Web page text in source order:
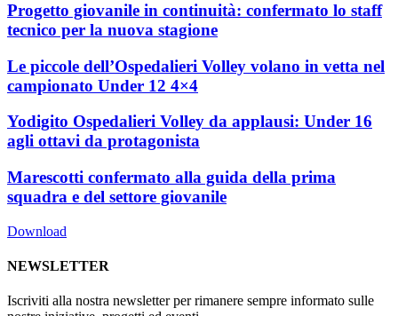
Progetto giovanile in continuità: confermato lo staff
tecnico per la nuova stagione
Le piccole dell’Ospedalieri Volley volano in vetta nel
campionato Under 12 4×4
Yodigito Ospedalieri Volley da applausi: Under 16
agli ottavi da protagonista
Marescotti confermato alla guida della prima
squadra e del settore giovanile
Download
NEWSLETTER
Iscriviti alla nostra newsletter per rimanere sempre informato sulle